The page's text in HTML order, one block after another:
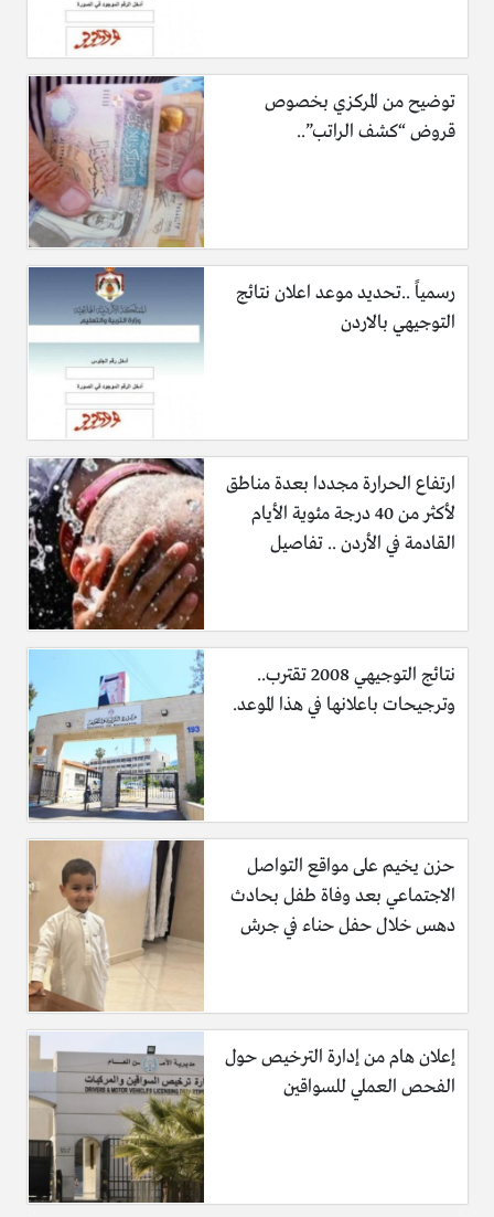
توضيح من المركزي بخصوص
قروض “كشف الراتب”..
رسمياً ..تحديد موعد اعلان نتائج
التوجيهي بالاردن
ارتفاع الحرارة مجددا بعدة مناطق
لأكثر من 40 درجة مئوية الأيام
القادمة في الأردن .. تفاصيل
نتائج التوجيهي 2008 تقترب..
وترجيحات باعلانها في هذا الموعد.
حزن يخيم على مواقع التواصل
الاجتماعي بعد وفاة طفل بحادث
دهس خلال حفل حناء في جرش
إعلان هام من إدارة الترخيص حول
الفحص العملي للسواقين